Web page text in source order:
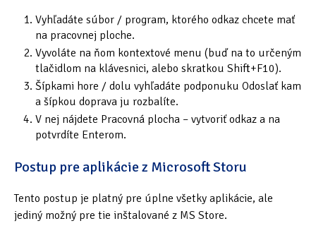
Vyhľadáte súbor / program, ktorého odkaz chcete mať
na pracovnej ploche.
Vyvoláte na ňom kontextové menu (buď na to určeným
tlačidlom na klávesnici, alebo skratkou Shift+F10).
Šípkami hore / dolu vyhľadáte podponuku Odoslať kam
a šípkou doprava ju rozbalíte.
V nej nájdete Pracovná plocha – vytvoriť odkaz a na
potvrdíte Enterom.
Postup pre aplikácie z Microsoft Storu
Tento postup je platný pre úplne všetky aplikácie, ale
jediný možný pre tie inštalované z MS Store.